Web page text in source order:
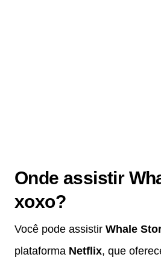
Onde assistir
xoxo?
Você pode assistir Whale
plataforma Netflix, que